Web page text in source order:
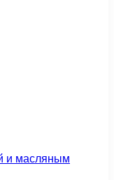
и масляным